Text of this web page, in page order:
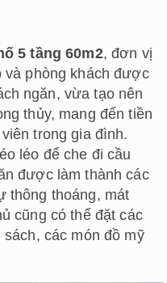
5 tầng 60m2, đơn vị
và phòng khách được
ngăn, vừa tạo nên
thủy, mang đến tiền
trong gia đình.
léo để che đi cầu
được làm thành các
thông thoáng, mát
cũng có thể đặt các
các món đồ mỹ